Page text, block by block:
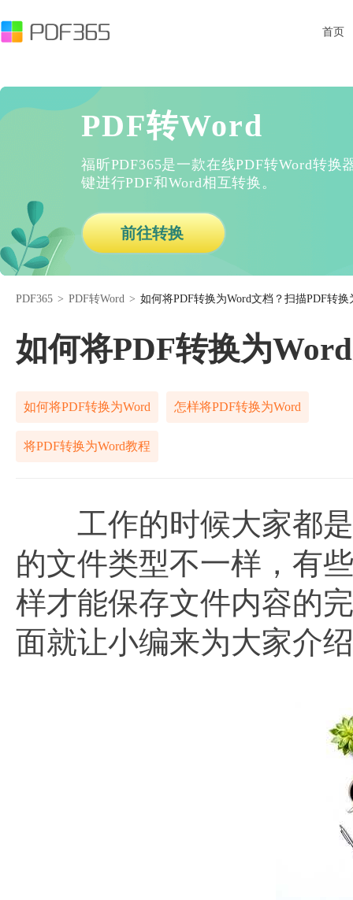
首页
PDF转Word
福昕PDF365是一款在线PDF转Word转换
键进行PDF和Word相互转换。
前往转换
PDF365 > PDF转Word > 如何将PDF转换为Word文档？扫描PDF转换
如何将PDF转换为
如何将PDF转换为Word 怎样将PDF转换为Word
将PDF转换为Word教程
工作的时候大家都是
的文件类型不一样，有
样才能保存文件内容的
面就让小编来为大家介